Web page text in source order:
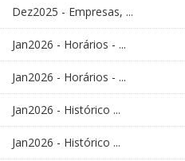
Dez2025 - Empresas, ...
Jan2026 - Horários - ...
Jan2026 - Horários - ...
Jan2026 - Histórico ...
Jan2026 - Histórico ...